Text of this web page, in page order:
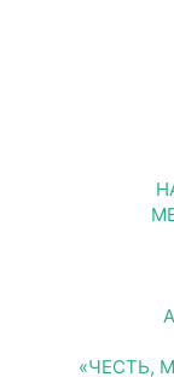
«ЧЕСТЬ,